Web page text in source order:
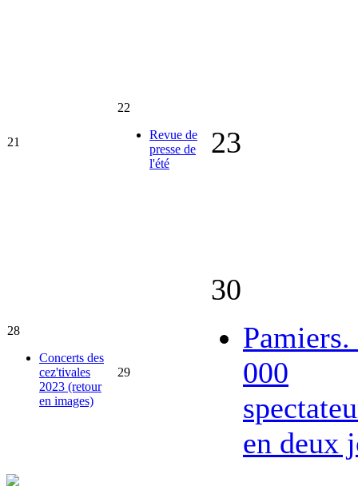
21
22
Revue de
presse de
l'été
23
28
Concerts des
cez'tivales
2023 (retour
en images)
29
30
Pamiers.
000
en deux